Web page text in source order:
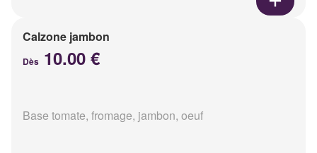
Calzone jambon
Dès 10.00 €
Base tomate, fromage, jambon, oeuf